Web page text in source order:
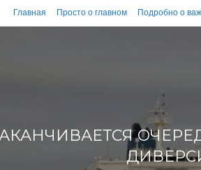
Главная Просто о главном Подробно о